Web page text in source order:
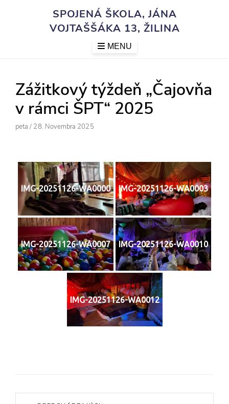
SPOJENÁ ŠKOLA, JÁNA
VOJTAŠŠÁKA 13, ŽILINA
MENU
Zážitkový týždeň „Čajovňa
v rámci ŠPT“ 2025
Author
Peta / Posted
28. Novembra 2025
IMG-20251126-WA0000 IMG-20251126-WA0003
IMG-20251126-WA0007 IMG-20251126-WA0010
IMG-20251126-WA0012
Navigácia